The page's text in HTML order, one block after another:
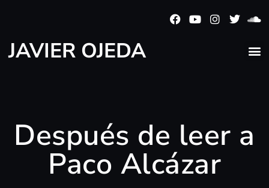
JAVIER OJEDA
Después de leer a
Paco Alcázar